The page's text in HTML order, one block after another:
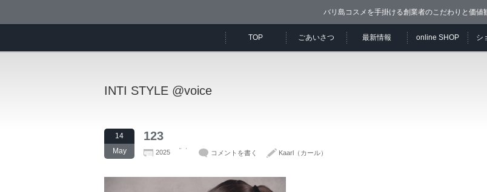
バリ島コスメを手掛ける創業者のこだわりと価値
TOP ごあいさつ 最新情報 online SHOP シ
INTI STYLE @voice
14
May
123
2025 コメントを書く Kaarl（カール）